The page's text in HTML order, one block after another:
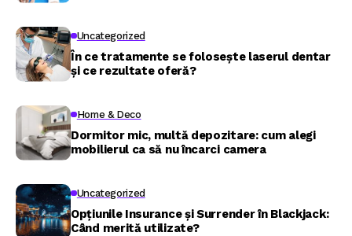
Uncategorized
În ce tratamente se folosește laserul dentar
și ce rezultate oferă?
Home & Deco
Dormitor mic, multă depozitare: cum alegi
mobilierul ca să nu încarci camera
Uncategorized
Opțiunile Insurance și Surrender în Blackjack:
Când merită utilizate?